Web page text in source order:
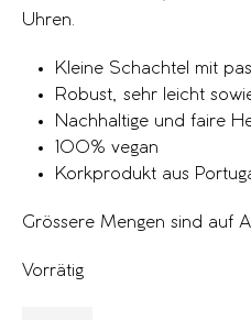
Uhren.
Kleine Schachtel mit
Robust, sehr leicht
Nachhaltige und faire
100% vegan
Korkprodukt aus
Grössere Mengen sind auf
Vorrätig